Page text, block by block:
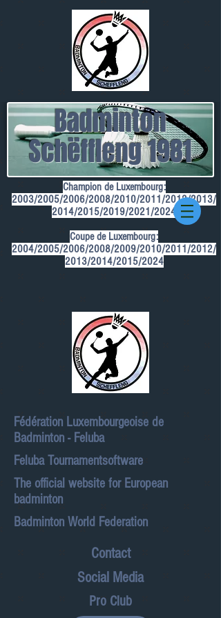
Badminton
Schëffleng 1981
Champion de Luxembourg:
2003/2005/2006/2008/2010/2011/2012/2013/
2014/2015/2019/2021/2024
Coupe de Luxembourg:
2004/2005/2006/2008/2009/2010/2011/2012/
2013/2014/2015/2024
Fédération Luxembourgeoise de
Badminton - Feluba
Feluba Tournamentsoftware
The official website for European
badminton
Badminton World Federation
Contact
Social Media
Pro Club